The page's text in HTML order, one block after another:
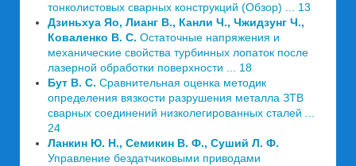
тонколистовых сварных конструкций (Обзор) ... 13
Дзиньхуа Яо, Лианг В., Канли Ч., Чжидзунг Ч.,
Коваленко В. С. Остаточные напряжения и
механические свойства турбинных лопаток после
лазерной обработки поверхности ... 18
Бут В. С. Сравнительная оценка методик
определения вязкости разрушения металла ЗТВ
сварных соединений низколегированных сталей ...
24
Ланкин Ю. Н., Семикин В. Ф., Суший Л. Ф.
Управление бездатчиковыми приводами